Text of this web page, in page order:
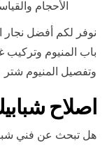
الأحجام
نوفر لكم أفضل نجار
باب المنيوم وتركيب
وتفصيل المنيوم
اصلاح
هل تبحث عن فني